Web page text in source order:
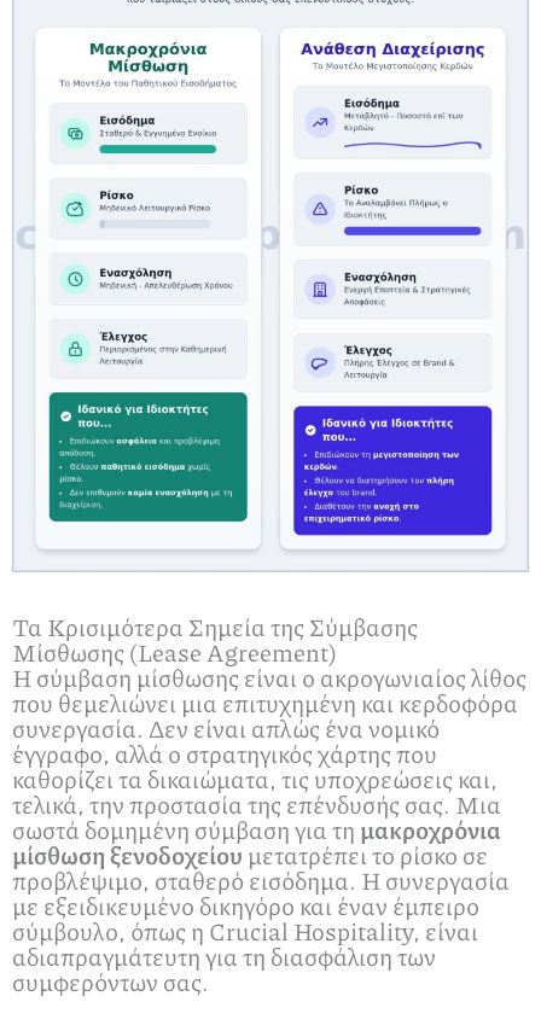
Τα Κρισιμότερα Σημεία της Σύμβασης
Μίσθωσης (Lease Agreement)
Η σύμβαση μίσθωσης είναι ο ακρογωνιαίος λίθος
που θεμελιώνει μια επιτυχημένη και κερδοφόρα
συνεργασία. Δεν είναι απλώς ένα νομικό
έγγραφο, αλλά ο στρατηγικός χάρτης που
καθορίζει τα δικαιώματα, τις υποχρεώσεις και,
τελικά, την προστασία της επένδυσής σας. Μια
σωστά δομημένη σύμβαση για τη μακροχρόνια
μίσθωση ξενοδοχείου μετατρέπει το ρίσκο σε
προβλέψιμο, σταθερό εισόδημα. Η συνεργασία
με εξειδικευμένο δικηγόρο και έναν έμπειρο
σύμβουλο, όπως η Crucial Hospitality, είναι
αδιαπραγμάτευτη για τη διασφάλιση των
συμφερόντων σας.